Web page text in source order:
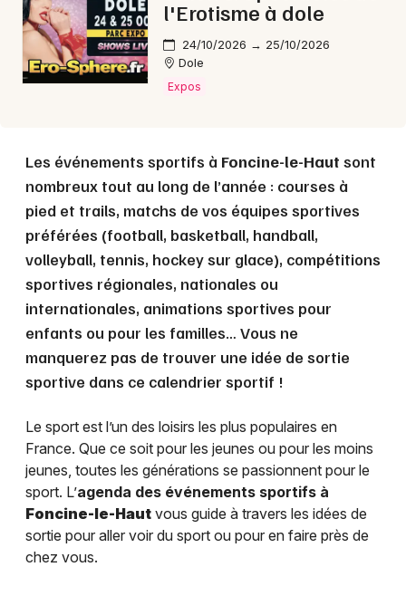
l'Erotisme à dole
24/10/2026 → 25/10/2026
Dole
Expos
Les événements sportifs à Foncine-le-Haut sont
nombreux tout au long de l’année : courses à
pied et trails, matchs de vos équipes sportives
préférées (football, basketball, handball,
volleyball, tennis, hockey sur glace), compétitions
sportives régionales, nationales ou
internationales, animations sportives pour
enfants ou pour les familles… Vous ne
manquerez pas de trouver une idée de sortie
sportive dans ce calendrier sportif !
Le sport est l’un des loisirs les plus populaires en
France. Que ce soit pour les jeunes ou pour les moins
jeunes, toutes les générations se passionnent pour le
sport. L’agenda des événements sportifs à
Foncine-le-Haut vous guide à travers les idées de
sortie pour aller voir du sport ou pour en faire près de
chez vous.